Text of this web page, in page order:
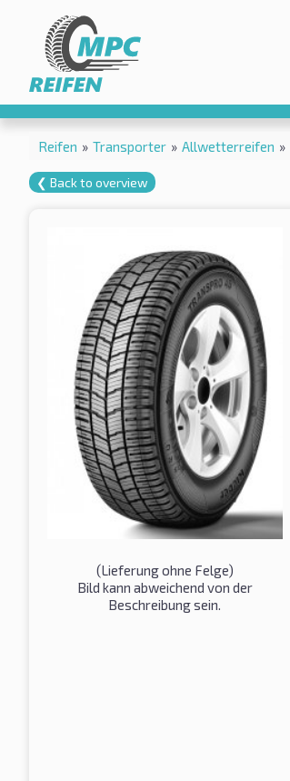
Reifen » Transporter » Allwetterreifen »
❮ Back to overview
(Lieferung ohne Felge)
Bild kann abweichend von der
Beschreibung sein.